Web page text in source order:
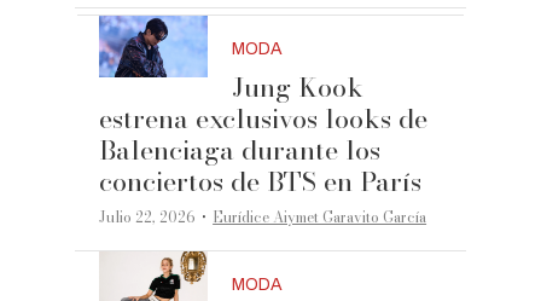
MODA
Jung Kook
estrena exclusivos looks de
Balenciaga durante los
conciertos de BTS en París
Julio 22, 2026 ·Eurídice Aiymet Garavito García
MODA